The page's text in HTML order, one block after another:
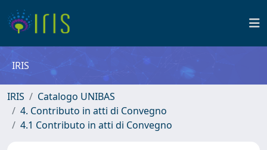
IRIS
IRIS
Catalogo UNIBAS
4. Contributo in atti di Convegno
4.1 Contributo in atti di Convegno